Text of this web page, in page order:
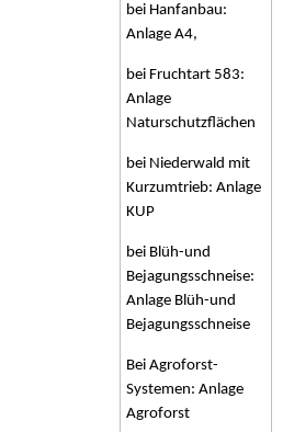
bei Hanfanbau:
Anlage A4,
bei Fruchtart 583:
Anlage
Naturschutzflächen
bei Niederwald mit
Kurzumtrieb: Anlage
KUP
bei Blüh-und
Bejagungsschneise:
Anlage Blüh-und
Bejagungsschneise
Bei Agroforst-
Systemen: Anlage
Agroforst